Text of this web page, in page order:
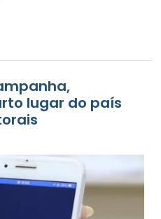
lugar do país